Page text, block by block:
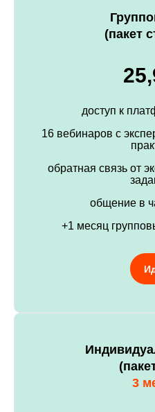
(пакет
доступ к
16 вебинаров с
обратная связь от
общение в
+1 месяц
3